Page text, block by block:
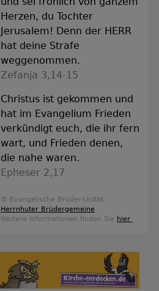
Herzen, du Tochter
Jerusalem! Denn der HERR
hat deine Strafe
weggenommen.
Zefanja 3,14-15
Christus ist gekommen und
hat im Evangelium Frieden
verkündigt euch, die ihr fern
wart, und Frieden denen,
die nahe waren.
Epheser 2,17
© Evangelische Brüder-Unität –
Herrnhuter Brüdergemeine
Weitere Informationen finden Sie hier .